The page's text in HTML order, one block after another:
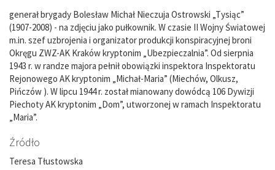
generał brygady Bolesław Michał Nieczuja Ostrowski „Tysiąc”
(1907-2008) - na zdjęciu jako pułkownik. W czasie II Wojny Światowej
m.in. szef uzbrojenia i organizator produkcji konspiracyjnej broni
Okręgu ZWZ-AK Kraków kryptonim „Ubezpieczalnia”. Od sierpnia
1943 r. w randze majora pełnił obowiązki inspektora Inspektoratu
Rejonowego AK kryptonim „Michał-Maria” (Miechów, Olkusz,
Pińczów ). W lipcu 1944 r. został mianowany dowódcą 106 Dywizji
Piechoty AK kryptonim „Dom”, utworzonej w ramach Inspektoratu
„Maria”.
Źródło
Teresa Tłustowska